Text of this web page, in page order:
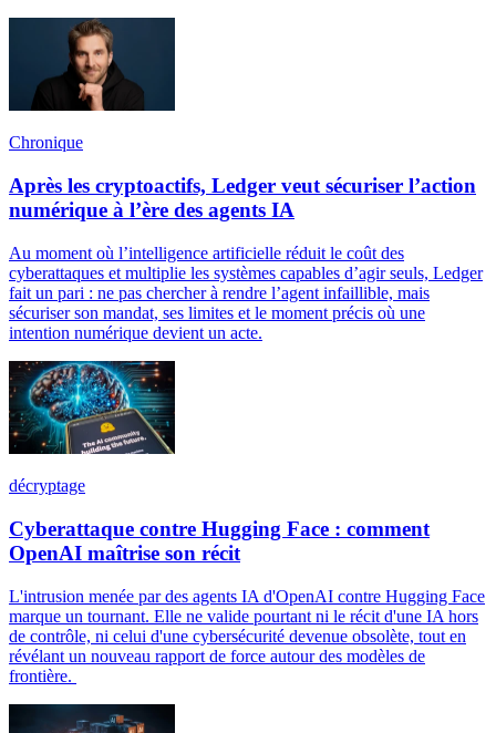
Chronique
Après les cryptoactifs, Ledger veut sécuriser l’action
numérique à l’ère des agents IA
Au moment où l’intelligence artificielle réduit le coût des
cyberattaques et multiplie les systèmes capables d’agir seuls, Ledger
fait un pari : ne pas chercher à rendre l’agent infaillible, mais
sécuriser son mandat, ses limites et le moment précis où une
intention numérique devient un acte.
décryptage
Cyberattaque contre Hugging Face : comment
OpenAI maîtrise son récit
L'intrusion menée par des agents IA d'OpenAI contre Hugging Face
marque un tournant. Elle ne valide pourtant ni le récit d'une IA hors
de contrôle, ni celui d'une cybersécurité devenue obsolète, tout en
révélant un nouveau rapport de force autour des modèles de
frontière.